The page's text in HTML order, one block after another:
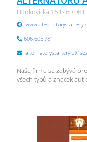
Hodkovická 163 460 06
606 605 781
Naše firma se zabývá
všech typů a značek aut